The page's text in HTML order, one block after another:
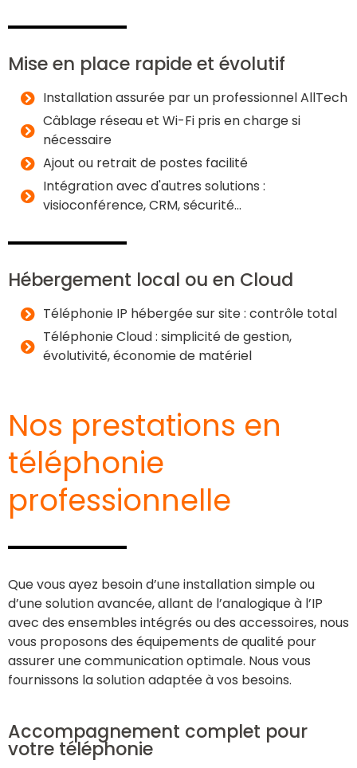
Mise en place rapide et évolutif
Installation assurée par un professionnel AllTech
Câblage réseau et Wi-Fi pris en charge si
nécessaire
Ajout ou retrait de postes facilité
Intégration avec d'autres solutions :
visioconférence, CRM, sécurité…
Hébergement local ou en Cloud
Téléphonie IP hébergée sur site : contrôle total
Téléphonie Cloud : simplicité de gestion,
évolutivité, économie de matériel
Nos prestations en
téléphonie
professionnelle
Que vous ayez besoin d’une installation simple ou
d’une solution avancée, allant de l’analogique à l’IP
avec des ensembles intégrés ou des accessoires, nous
vous proposons des équipements de qualité pour
assurer une communication optimale. Nous vous
fournissons la solution adaptée à vos besoins.
Accompagnement complet pour
votre téléphonie